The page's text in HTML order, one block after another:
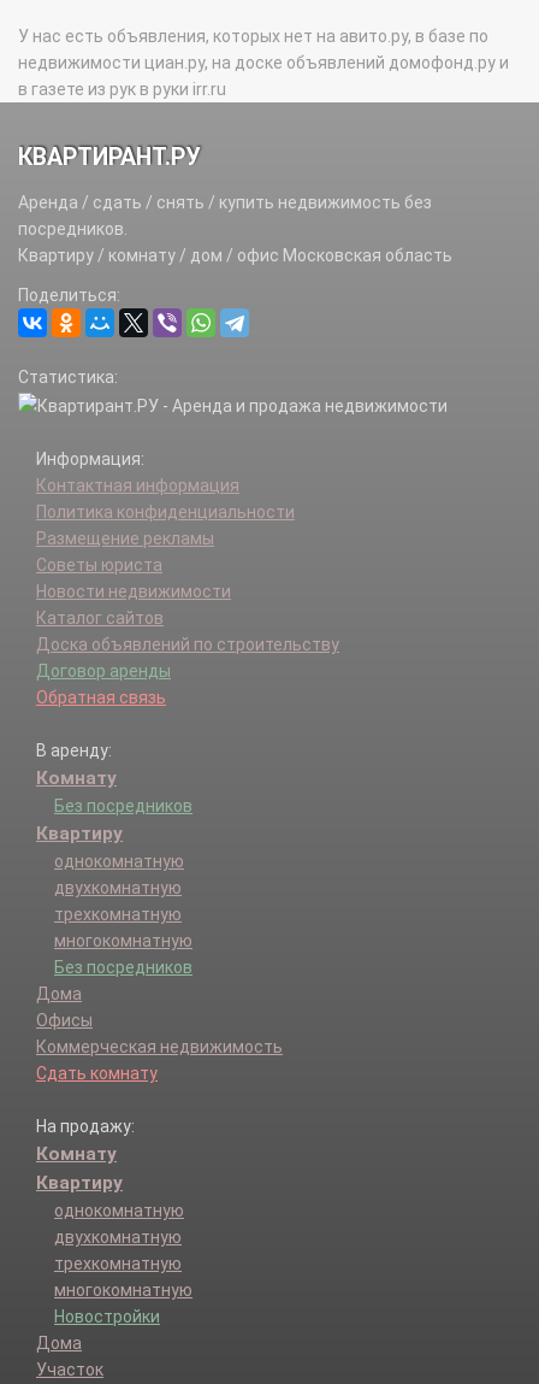
У нас есть объявления, которых нет на авито.ру, в базе по
недвижимости циан.ру, на доске объявлений домофонд.ру и
в газете из рук в руки irr.ru
КВАРТИРАНТ.РУ
Аренда / сдать / снять / купить недвижимость без
посредников.
Квартиру / комнату / дом / офис Московская область
Поделиться:
Статистика:
Информация:
Контактная информация
Политика конфиденциальности
Размещение рекламы
Советы юриста
Новости недвижимости
Каталог сайтов
Доска объявлений по строительству
Договор аренды
Обратная связь
В аренду:
Комнату
Без посредников
Квартиру
однокомнатную
двухкомнатную
трехкомнатную
многокомнатную
Без посредников
Дома
Офисы
Коммерческая недвижимость
Сдать комнату
На продажу:
Комнату
Квартиру
однокомнатную
двухкомнатную
трехкомнатную
многокомнатную
Новостройки
Дома
Участок